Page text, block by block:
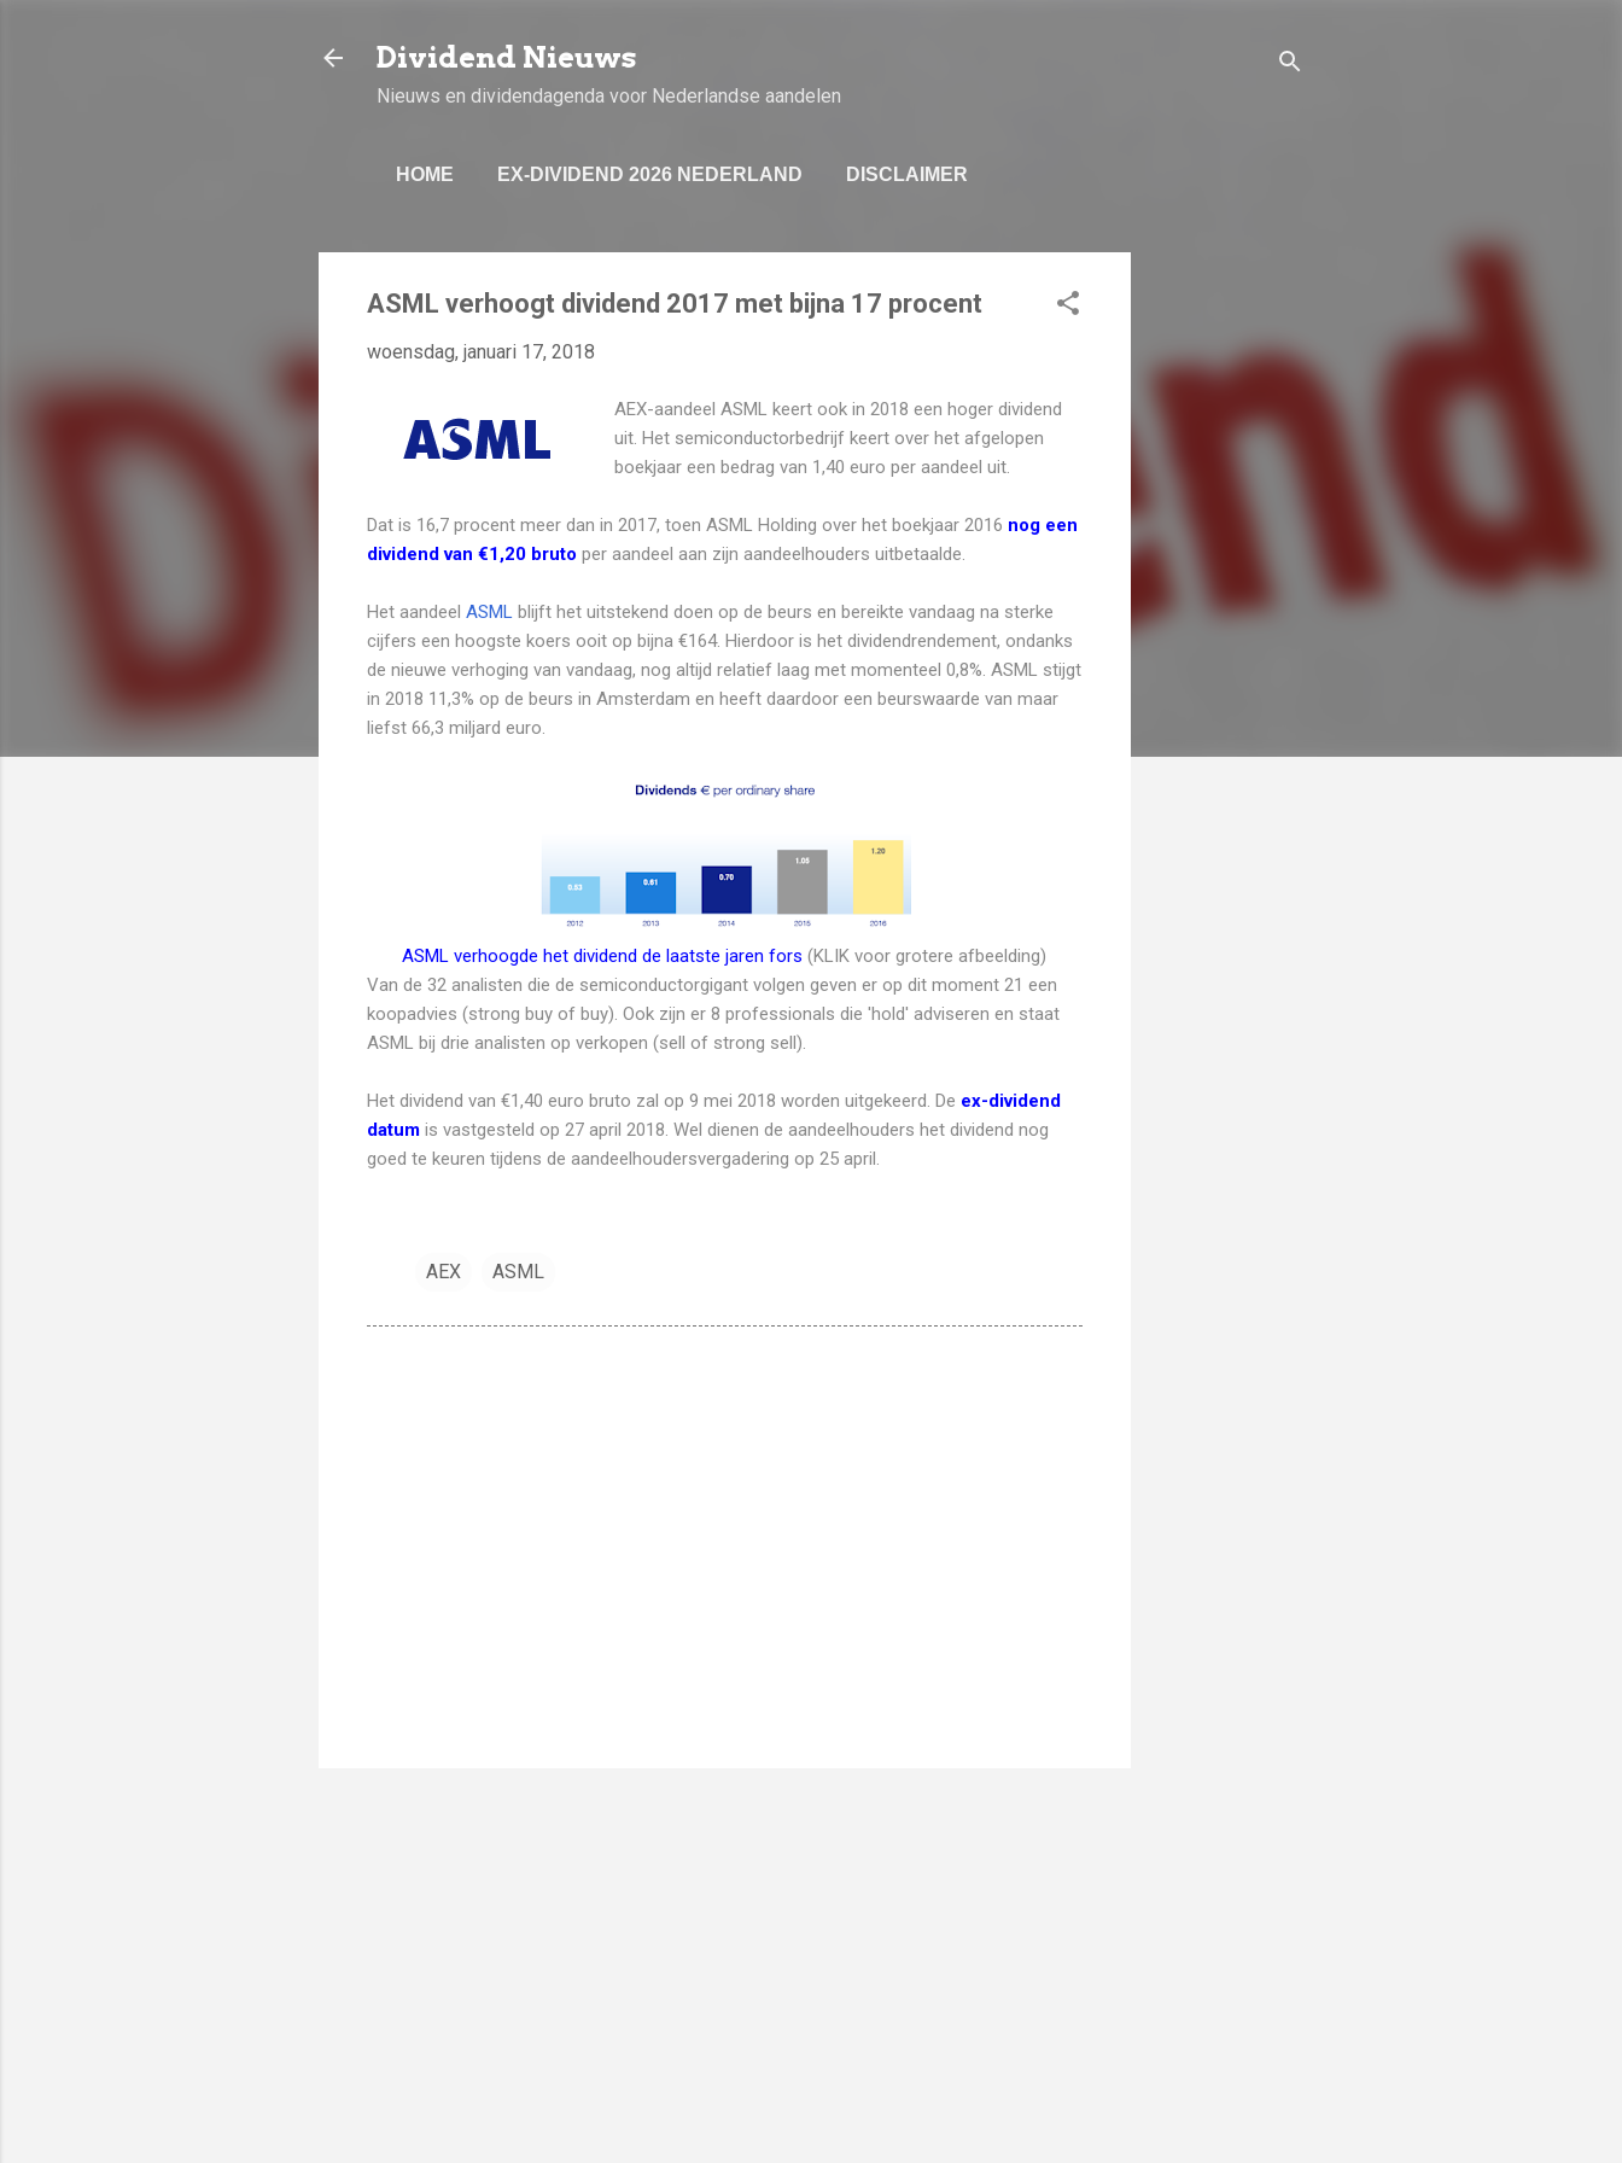
Dividend Nieuws
Nieuws en dividendagenda voor Nederlandse aandelen
HOME EX-DIVIDEND 2026 NEDERLAND DISCLAIMER
ASML verhoogt dividend 2017 met bijna 17 procent
woensdag, januari 17, 2018
AEX-aandeel ASML keert ook in 2018 een hoger dividend
uit. Het semiconductorbedrijf keert over het afgelopen
boekjaar een bedrag van 1,40 euro per aandeel uit.
Dat is 16,7 procent meer dan in 2017, toen ASML Holding over het boekjaar 2016 nog een
dividend van €1,20 bruto per aandeel aan zijn aandeelhouders uitbetaalde.
Het aandeel ASML blijft het uitstekend doen op de beurs en bereikte vandaag na sterke
cijfers een hoogste koers ooit op bijna €164. Hierdoor is het dividendrendement, ondanks
de nieuwe verhoging van vandaag, nog altijd relatief laag met momenteel 0,8%. ASML stijgt
in 2018 11,3% op de beurs in Amsterdam en heeft daardoor een beurswaarde van maar
liefst 66,3 miljard euro.
ASML verhoogde het dividend de laatste jaren fors (KLIK voor grotere afbeelding)
Van de 32 analisten die de semiconductorgigant volgen geven er op dit moment 21 een
koopadvies (strong buy of buy). Ook zijn er 8 professionals die 'hold' adviseren en staat
ASML bij drie analisten op verkopen (sell of strong sell).
Het dividend van €1,40 euro bruto zal op 9 mei 2018 worden uitgekeerd. De ex-dividend
datumis vastgesteld op 27 april 2018. Wel dienen de aandeelhouders het dividend nog
goed te keuren tijdens de aandeelhoudersvergadering op 25 april.
AEX ASML